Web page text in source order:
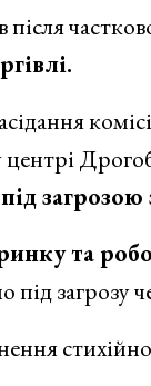
загрозою
та
під загрозу